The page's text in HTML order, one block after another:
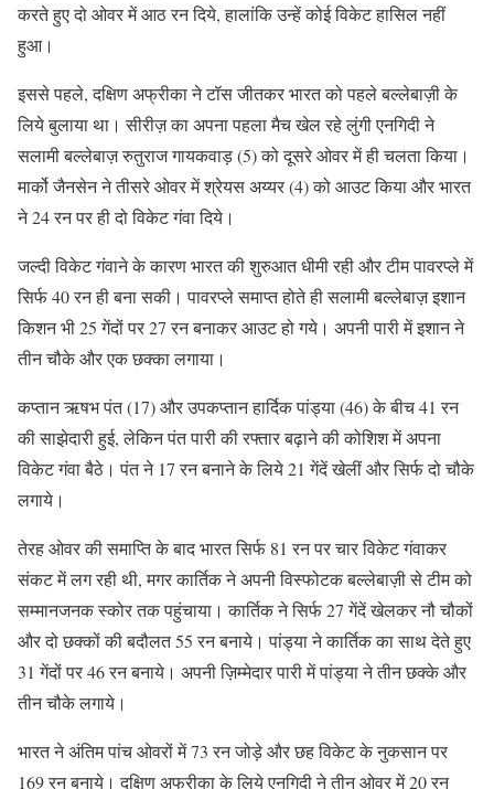
करते हुए दो ओवर में आठ रन दिये, हालांकि उन्हें कोई विकेट हासिल नहीं
हुआ।
इससे पहले, दक्षिण अफ्रीका ने टॉस जीतकर भारत को पहले बल्लेबाज़ी के
लिये बुलाया था। सीरीज़ का अपना पहला मैच खेल रहे लुंगी एनगिदी ने
सलामी बल्लेबाज़ रुतुराज गायकवाड़ (5) को दूसरे ओवर में ही चलता किया।
मार्को जैनसेन ने तीसरे ओवर में श्रेयस अय्यर (4) को आउट किया और भारत
ने 24 रन पर ही दो विकेट गंवा दिये।
जल्दी विकेट गंवाने के कारण भारत की शुरुआत धीमी रही और टीम पावरप्ले में
सिर्फ 40 रन ही बना सकी। पावरप्ले समाप्त होते ही सलामी बल्लेबाज़ इशान
किशन भी 25 गेंदों पर 27 रन बनाकर आउट हो गये। अपनी पारी में इशान ने
तीन चौके और एक छक्का लगाया।
कप्तान ऋषभ पंत (17) और उपकप्तान हार्दिक पांड्या (46) के बीच 41 रन
की साझेदारी हुई, लेकिन पंत पारी की रफ्तार बढ़ाने की कोशिश में अपना
विकेट गंवा बैठे। पंत ने 17 रन बनाने के लिये 21 गेंदें खेलीं और सिर्फ दो चौके
लगाये।
तेरह ओवर की समाप्ति के बाद भारत सिर्फ 81 रन पर चार विकेट गंवाकर
संकट में लग रही थी, मगर कार्तिक ने अपनी विस्फोटक बल्लेबाज़ी से टीम को
सम्मानजनक स्कोर तक पहुंचाया। कार्तिक ने सिर्फ 27 गेंदें खेलकर नौ चौकों
और दो छक्कों की बदौलत 55 रन बनाये। पांड्या ने कार्तिक का साथ देते हुए
31 गेंदों पर 46 रन बनाये। अपनी ज़िम्मेदार पारी में पांड्या ने तीन छक्के और
तीन चौके लगाये।
भारत ने अंतिम पांच ओवरों में 73 रन जोड़े और छह विकेट के नुकसान पर
169 रन बनाये। दक्षिण अफ्रीका के लिये एनगिदी ने तीन ओवर में 20 रन